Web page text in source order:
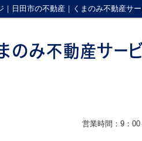
｜日田市の不動産｜くまのみ不動産サ
営業時間：9：